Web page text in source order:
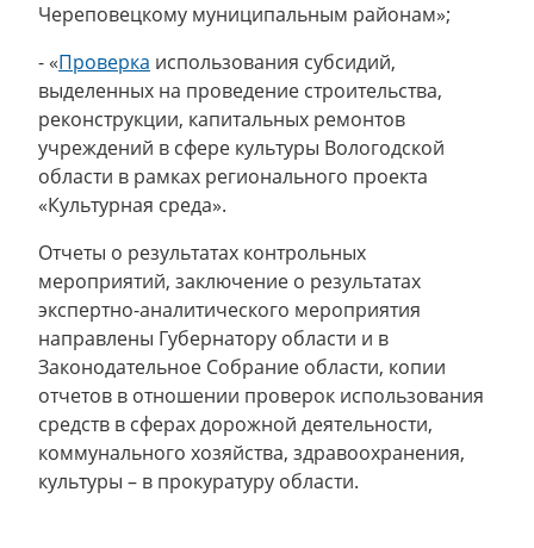
Череповецкому муниципальным районам»;
- «Проверка использования субсидий,
выделенных на проведение строительства,
реконструкции, капитальных ремонтов
учреждений в сфере культуры Вологодской
области в рамках регионального проекта
«Культурная среда».
Отчеты о результатах контрольных
мероприятий, заключение о результатах
экспертно-аналитического мероприятия
направлены Губернатору области и в
Законодательное Собрание области, копии
отчетов в отношении проверок использования
средств в сферах дорожной деятельности,
коммунального хозяйства, здравоохранения,
культуры – в прокуратуру области.